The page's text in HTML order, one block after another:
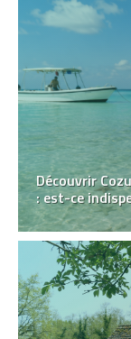
Découvrir
: est-ce